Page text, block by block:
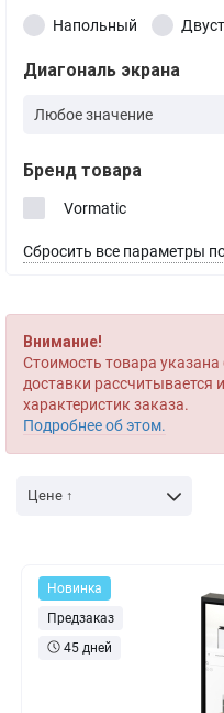
Напольный
Диагональ экрана
Любое значение
Бренд товара
Vormatic
Сбросить все параметры
Внимание!
Стоимость товара указана
доставки рассчитывается
характеристик заказа.
Подробнее об этом.
Цене ↑
Новинка
Предзаказ
45 дней